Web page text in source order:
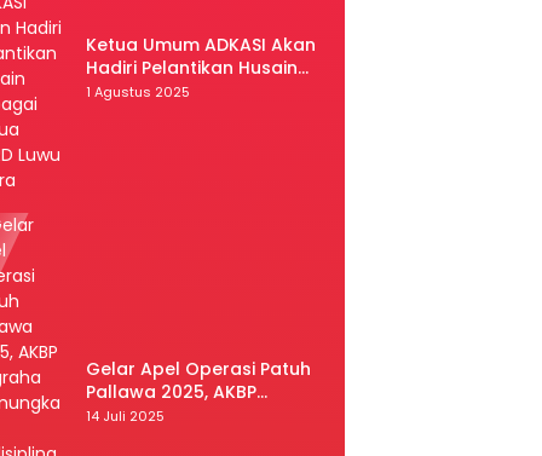
Ketua Umum ADKASI Akan
Hadiri Pelantikan Husain
Sebagai Ketua DPRD Luwu
1 Agustus 2025
Gelar Apel Operasi Patuh
Pallawa 2025, AKBP
Nugraha Pamungkas:
14 Juli 2025